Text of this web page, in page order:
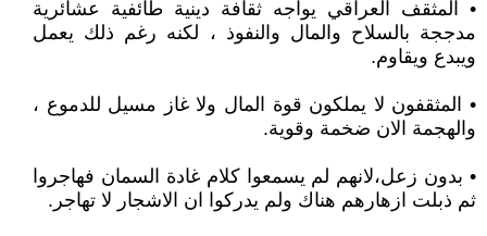
• المثقف العراقي يواجه ثقافة دينية طائفية عشائرية
مدججة بالسلاح والمال والنفوذ ، لكنه رغم ذلك يعمل
ويبدع ويقاوم.
• المثقفون لا يملكون قوة المال ولا غاز مسيل للدموع ،
والهجمة الان ضخمة وقوية.
• بدون زعل،لانهم لم يسمعوا كلام غادة السمان فهاجروا
ثم ذبلت ازهارهم هناك ولم يدركوا ان الاشجار لا تهاجر.